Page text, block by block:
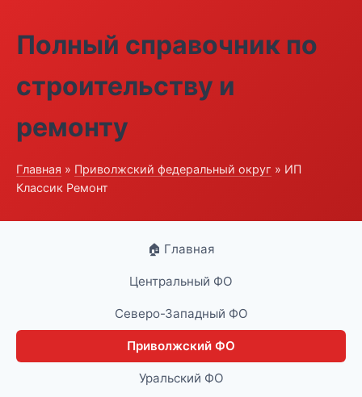
Полный справочник по
строительству и
ремонту
Главная » Приволжский федеральный округ » ИП
Классик Ремонт
🏠 Главная
Центральный ФО
Северо-Западный ФО
Приволжский ФО
Уральский ФО